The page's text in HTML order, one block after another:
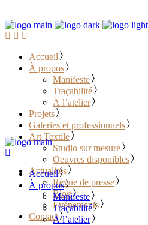
Accueil
À propos
Manifeste
Traçabilité
À l’atelier
Projets
Galeries et professionnels
Art Textile
Studio sur mesure
Oeuvres disponibles
Actualités
Revue de presse
Blog
Événements
Contact
Accueil
À propos
Manifeste
Traçabilité
À l’atelier